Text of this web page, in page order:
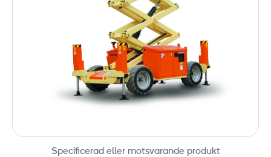
Specificerad eller motsvarande produkt